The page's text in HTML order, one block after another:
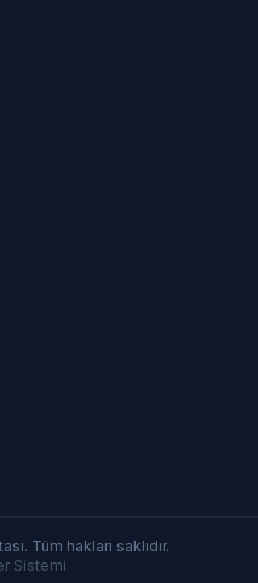
Tüm hakları saklıdır.
Sistemi